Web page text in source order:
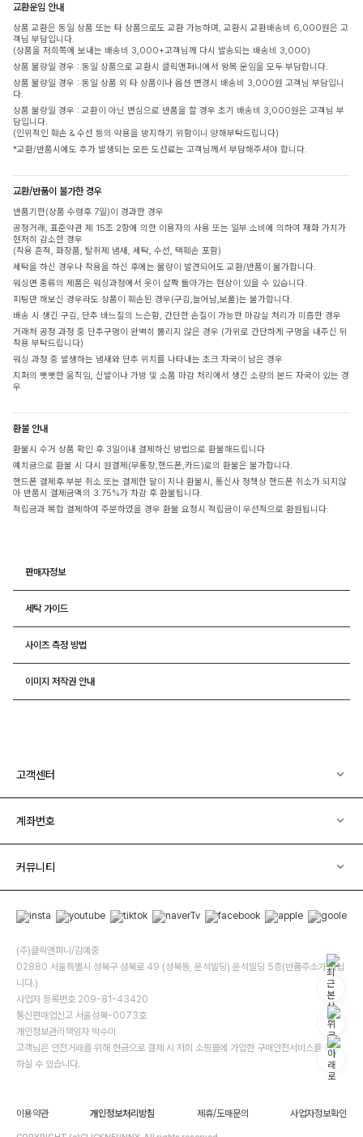
교환운임 안내
상품 교환은 동일 상품 또는 타 상품으로도 교환 가능하며, 교환시 교환배송비 6,000원은 고
객님 부담입니다.
(상품을 저희쪽에 보내는 배송비 3,000+고객님께 다시 발송되는 배송비 3,000)
상품 불량일 경우 : 동일 상품으로 교환시 클릭앤퍼니에서 왕복 운임을 모두 부담합니다.
상품 불량일 경우 : 동일 상품 외 타 상품이나 옵션 변경시 배송비 3,000원 고객님 부담입니
다.
상품 불량일 경우 : 교환이 아닌 변심으로 반품을 할 경우 초기 배송비 3,000원은 고객님 부
담입니다.
(인위적인 훼손 & 수선 등의 악용을 방지하기 위함이니 양해부탁드립니다)
*교환/반품시에도 추가 발생되는 모든 도선료는 고객님께서 부담해주셔야 합니다.
교환/반품이 불가한 경우
반품기한(상품 수령후 7일)이 경과한 경우
공정거래, 표준약관 제 15조 2항에 의한 이용자의 사용 또는 일부 소비에 의하여 재화 가치가
현저히 감소한 경우
(착용 흔적, 화장품, 탈취제 냄새, 세탁, 수선, 택훼손 포함)
세탁을 하신 경우나 착용을 하신 후에는 불량이 발견되어도 교환/반품이 불가합니다.
워싱면 종류의 제품은 워싱과정에서 옷이 살짝 돌아가는 현상이 있을 수 있습니다.
피팅만 해보신 경우라도 상품이 훼손된 경우(구김,늘어남,보풀)는 불가합니다.
배송 시 생긴 구김, 단추 바느질의 느슨함, 간단한 손질이 가능한 마감실 처리가 미흡한 경우
거래처 공정 과정 중 단추구멍이 완벽히 뚫리지 않은 경우 (가위로 간단하게 구멍을 내주신 뒤
착용 부탁드립니다)
워싱 과정 중 발생하는 냄새와 단추 위치를 나타내는 초크 자국이 남은 경우
지퍼의 뻣뻣한 움직임, 신발이나 가방 및 소품 마감 처리에서 생긴 소량의 본드 자국이 있는 경
우
환불 안내
환불시 수거 상품 확인 후 3일이내 결제하신 방법으로 환불해드립니다
예치금으로 환불 시 다시 원결제(무통장,핸드폰,카드)로의 환불은 불가합니다.
핸드폰 결제후 부분 취소 또는 결제한 달이 지나 환불시, 통신사 정책상 핸드폰 취소가 되지않
아 반품시 결제금액의 3.75%가 차감 후 환불됩니다.
적립금과 복합 결제하여 주문하였을 경우 환불 요청시 적립금이 우선적으로 환원됩니다.
판매자정보
세탁 가이드
사이즈 측정 방법
이미지 저작권 안내
고객센터
계좌번호
커뮤니티
(주)클릭앤퍼니/김예중
02880 서울특별시 성북구 성북로 49 (성북동, 운석빌딩) 운석빌딩 5층(반품주소가 아닙
니다.)
사업자 등록번호 209-81-43420
통신판매업신고 서울성북-0073호
개인정보관리책임자 박수미
고객님은 안전거래를 위해 현금으로 결제 시 저희 소핑몰에 가입한 구매안전서비스를 이용
하실 수 있습니다.
이용약관 개인정보처리방침 제휴/도매문의 사업자정보확인